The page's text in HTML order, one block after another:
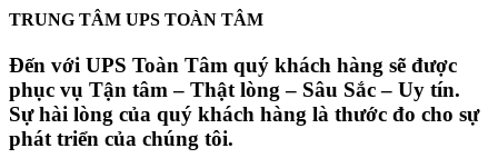
TRUNG TÂM UPS TOÀN TÂM
Đến với UPS Toàn Tâm quý khách hàng sẽ được
phục vụ Tận tâm – Thật lòng – Sâu Sắc – Uy tín.
Sự hài lòng của quý khách hàng là thước đo cho sự
phát triển của chúng tôi.